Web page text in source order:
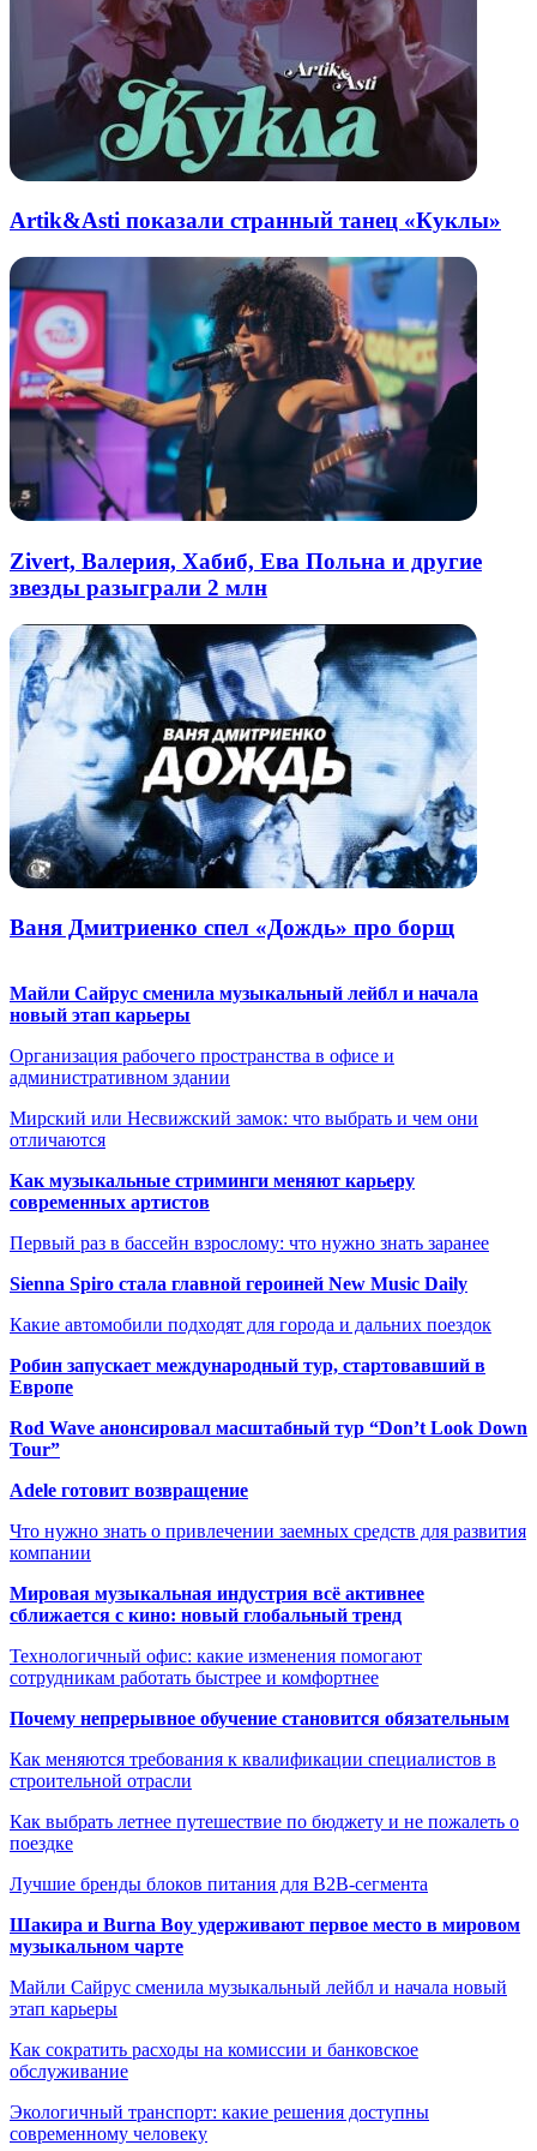
Artik&Asti показали странный танец «Куклы»
Zivert, Валерия, Хабиб, Ева Польна и другие
звезды разыграли 2 млн
Ваня Дмитриенко спел «Дождь» про борщ
Майли Сайрус сменила музыкальный лейбл и начала
новый этап карьеры
Организация рабочего пространства в офисе и
административном здании
Мирский или Несвижский замок: что выбрать и чем они
отличаются
Как музыкальные стриминги меняют карьеру
современных артистов
Первый раз в бассейн взрослому: что нужно знать заранее
Sienna Spiro стала главной героиней New Music Daily
Какие автомобили подходят для города и дальних поездок
Робин запускает международный тур, стартовавший в
Европе
Rod Wave анонсировал масштабный тур “Don’t Look Down
Tour”
Adele готовит возвращение
Что нужно знать о привлечении заемных средств для развития
компании
Мировая музыкальная индустрия всё активнее
сближается с кино: новый глобальный тренд
Технологичный офис: какие изменения помогают
сотрудникам работать быстрее и комфортнее
Почему непрерывное обучение становится обязательным
Как меняются требования к квалификации специалистов в
строительной отрасли
Как выбрать летнее путешествие по бюджету и не пожалеть о
поездке
Лучшие бренды блоков питания для B2B-сегмента
Шакира и Burna Boy удерживают первое место в мировом
музыкальном чарте
Майли Сайрус сменила музыкальный лейбл и начала новый
этап карьеры
Как сократить расходы на комиссии и банковское
обслуживание
Экологичный транспорт: какие решения доступны
современному человеку